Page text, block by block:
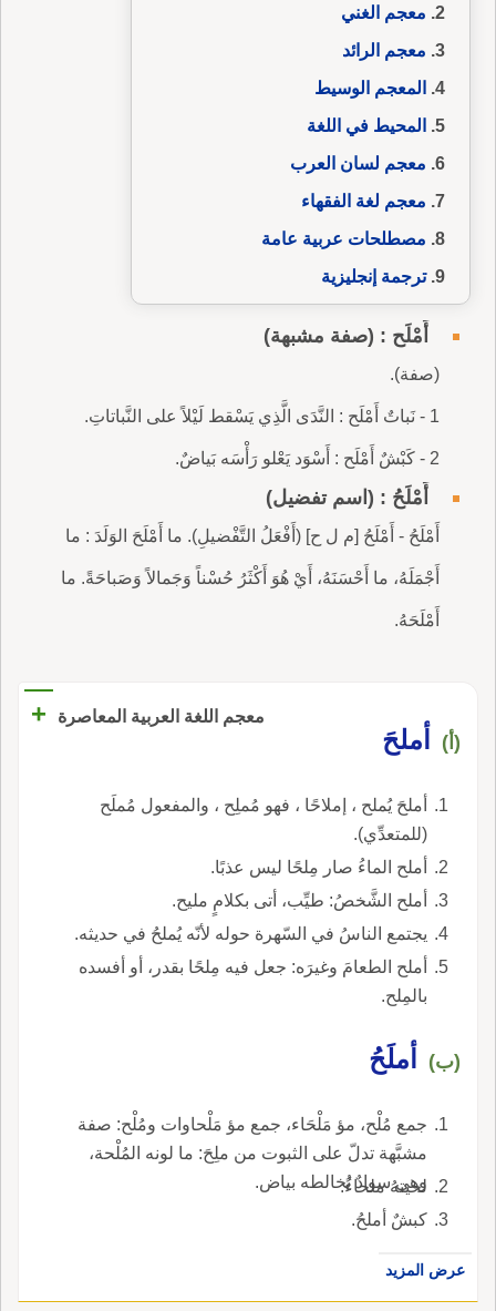
معجم الغني
معجم الرائد
المعجم الوسيط
المحيط في اللغة
معجم لسان العرب
معجم لغة الفقهاء
مصطلحات عربية عامة
ترجمة إنجليزية
أَمْلَح : (صفة مشبهة)
(صفة).
1 - نَباتٌ أَمْلَح : النَّدَى الَّذِي يَسْقط لَيْلاً على النَّباتاتِ.
2 - كَبْشٌ أَمْلَح : أَسْوَد يَعْلو رَأْسَه بَياضٌ.
أَمْلَحُ : (اسم تفضيل)
أَمْلَحُ - أَمْلَحُ [م ل ح] (أَفْعَلُ التَّفْضيلِ). ما أَمْلَحَ الوَلَدَ : ما
أَجْمَلَهُ، ما أَحْسَنَهُ، أَيْ هُوَ أَكْثَرُ حُسْناً وَجَمالاً وَصَباحَةً. ما
أَمْلَحَهُ.
معجم اللغة العربية المعاصرة +
(أ) أملحَ
أملحَ يُملح ، إملاحًا ، فهو مُملِح ، والمفعول مُملَح
(للمتعدِّي).
أملح الماءُ صار مِلحًا ليس عذبًا.
أملح الشَّخصُ: طيِّب، أتى بكلامٍ مليح.
يجتمع الناسُ في السّهرة حوله لأنّه يُملحُ في حديثه.
أملح الطعامَ وغيرَه: جعل فيه مِلحًا بقدر، أو أفسده
بالمِلح.
(ب) أملَحُ
جمع مُلْح، مؤ مَلْحَاء، جمع مؤ مَلْحاوات ومُلْح: صفة
مشبَّهة تدلّ على الثبوت من ملِحَ: ما لونه المُلْحة،
وهي سوادٌ يُخالطه بياض.
لحيتهُ ملحاءُ.
كبشٌ أملحُ.
عرض المزيد